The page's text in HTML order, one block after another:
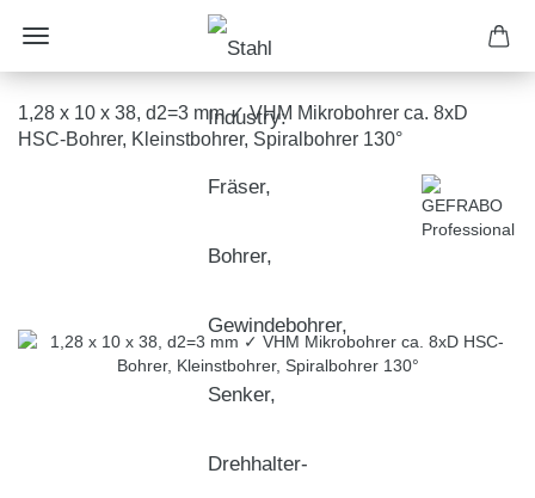
1,28 x 10 x 38, d2=3 mm ✓ VHM Mikrobohrer ca. 8xD
HSC-Bohrer, Kleinstbohrer, Spiralbohrer 130°